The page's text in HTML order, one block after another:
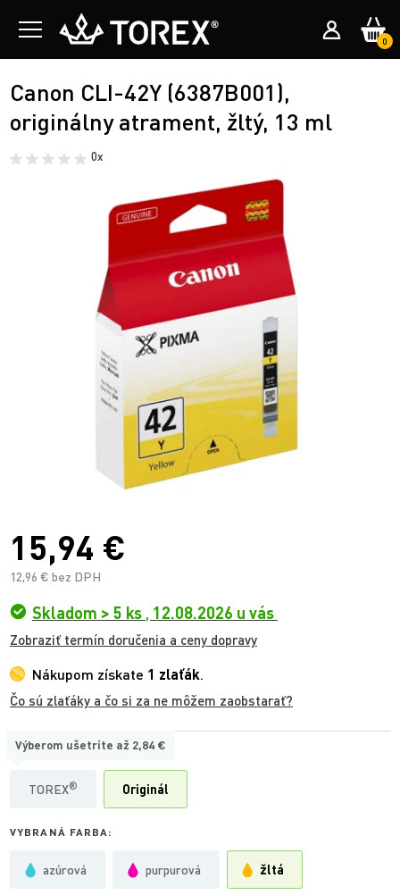
0
Canon CLI-42Y (6387B001),
originálny atrament, žltý, 13 ml
0x
15,94 €
12,96 € bez DPH
Skladom > 5 ks , 12.08.2026 u vás
Zobraziť termín doručenia a ceny dopravy
Nákupom získate 1 zlaťák.
Čo sú zlaťáky a čo si za ne môžem zaobstarať?
TYP:
TOREX®
Výberom ušetríte až 2,84 €
Originál
VYBRANÁ FARBA:
azúrová purpurová žltá